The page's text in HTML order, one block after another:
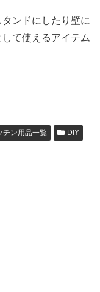
ンドにしたり壁に
て使えるアイテム
チン用品一覧
DIY